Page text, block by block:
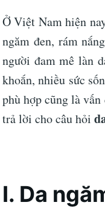
Ở Việt Nam hiện
ngăm đen, rám
người đam mê làn
khoắn, nhiều sức
phù hợp cũng là
trả lời cho câu hỏi
I. Da